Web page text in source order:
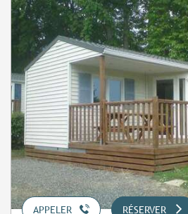
APPELER RÉSERVER